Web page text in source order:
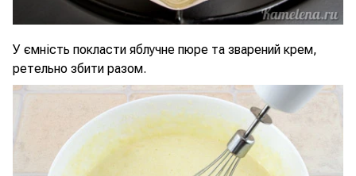
У ємність покласти яблучне пюре та зварений крем,
ретельно збити разом.